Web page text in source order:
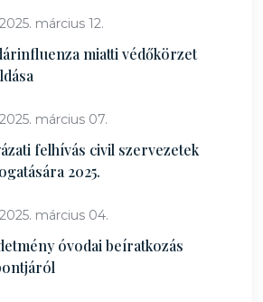
2025. március 12.
miatti védőkörzet
2025. március 07.
felhívás civil szervezetek
2025.
2025. március 04.
óvodai beíratkozás